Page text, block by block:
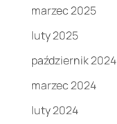
marzec 2025
luty 2025
październik 2024
marzec 2024
luty 2024